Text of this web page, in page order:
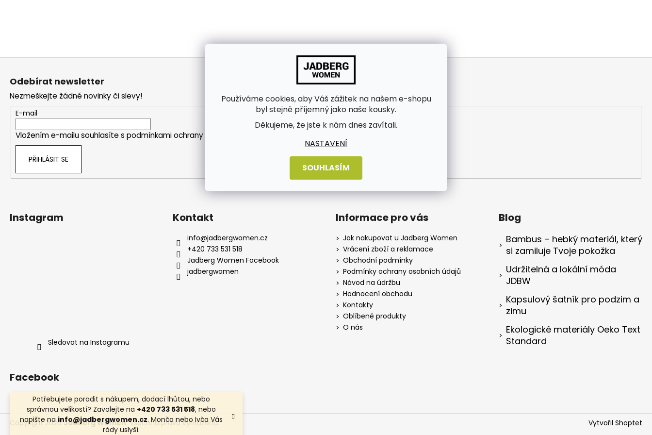
Používáme cookies, aby Váš zážitek na našem e-shopu
byl stejně příjemný jako naše kousky.
Děkujeme, že jste k nám dnes zavítali.
NASTAVENÍ
SOUHLASÍM
Potřebujete poradit s nákupem, dodací lhůtou, nebo
správnou velikostí? Zavolejte na +420 733 531 518, nebo
napište nainfo@jadbergwomen.cz. Monča nebo Ivča Vás
rády uslyší.
?
Z
Odebírat newsletter
Nezmeškejte žádné novinky či slevy!
E-mail
Vložením e-mailu souhlasíte s podmínkami ochrany osobních údajů
PŘIHLÁSIT SE
Instagram
Sledovat na Instagramu
Kontakt
info@jadbergwomen.cz
+420 733 531 518
Jadberg Women Facebook
jadbergwomen
Informace pro vás
Jak nakupovat u Jadberg Women
Vrácení zboží a reklamace
Obchodní podmínky
Podmínky ochrany osobních údajů
Návod na údržbu
Hodnocení obchodu
Kontakty
Oblíbené produkty
O nás
Blog
Bambus – hebký materiál, který
si zamiluje Tvoje pokožka
Udržitelná a lokální móda
JDBW
Kapsulový šatník pro podzim a
zimu
Ekologické materiály Oeko Text
Standard
Facebook
Vytvořil Shoptet
Copyright 2026Jadberg Women. Všechna práva vyhrazena.